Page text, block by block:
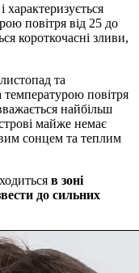
характеризується
повітря від 25 до
короткочасні зливи,
та
температурою повітря
найбільш
майже немає
сонцем та теплим
в зоні
до сильних